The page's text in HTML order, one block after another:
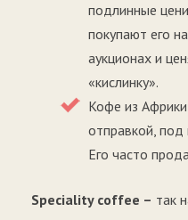
подлинные
покупают его
аукционах и
«кислинку».
Кофе из
отправкой,
Его часто
Speciality coffee – так